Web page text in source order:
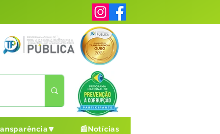
📰Notícias